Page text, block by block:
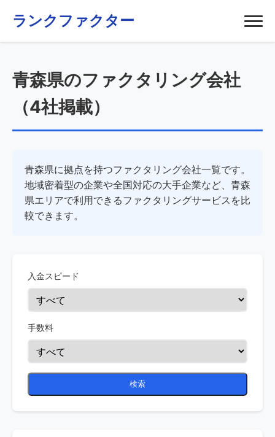
ランクファクター
青森県のファクタリング会社
（4社掲載）
青森県に拠点を持つファクタリング会社一覧です。
地域密着型の企業や全国対応の大手企業など、青森
県エリアで利用できるファクタリングサービスを比
較できます。
入金スピード
手数料
検索